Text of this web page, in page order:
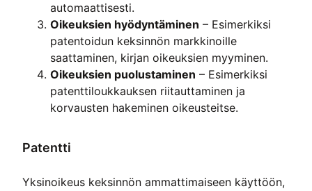
automaattisesti.
Oikeuksien hyödyntäminen – Esimerkiksi
patentoidun keksinnön markkinoille
saattaminen, kirjan oikeuksien myyminen.
Oikeuksien puolustaminen – Esimerkiksi
patenttiloukkauksen riitauttaminen ja
korvausten hakeminen oikeusteitse.
Patentti
Yksinoikeus keksinnön ammattimaiseen käyttöön,